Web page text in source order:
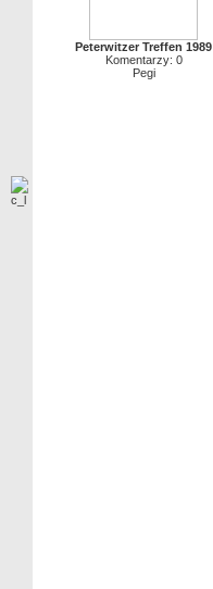
Peterwitzer Treffen 1989
Komentarzy: 0
Pegi